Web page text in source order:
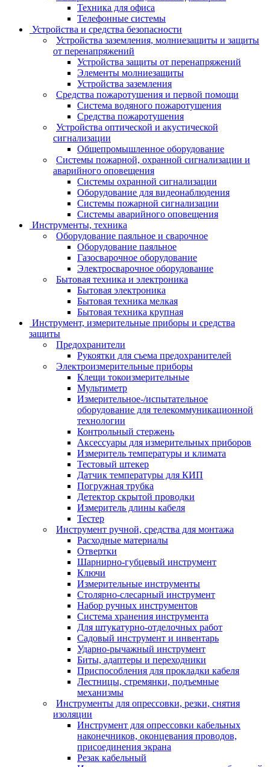
Техника для офиса
Телефонные системы
Устройства и средства безопасности
Устройства заземления, молниезащиты и защиты
от перенапряжений
Устройства защиты от перенапряжений
Элементы молниезащиты
Устройства заземления
Средства пожаротушения и первой помощи
Система водяного пожаротушения
Средства пожаротушения
Устройства оптической и акустической
сигнализации
Общепромышленное оборудование
Системы пожарной, охранной сигнализации и
аварийного оповещения
Системы охранной сигнализации
Оборудование для видеонаблюдения
Системы пожарной сигнализации
Системы аварийного оповещения
Инструменты, техника
Оборудование паяльное и сварочное
Оборудование паяльное
Газосварочное оборудование
Электросварочное оборудование
Бытовая техника и электроника
Бытовая электроника
Бытовая техника мелкая
Бытовая техника крупная
Инструмент, измерительные приборы и средства
защиты
Предохранители
Рукоятки для съема предохранителей
Электроизмерительные приборы
Клещи токоизмерительные
Мультиметр
Измерительное-/испытательное
оборудование для телекоммуникационной
технологии
Контрольный стержень
Аксессуары для измерительных приборов
Измеритель температуры и климата
Тестовый штекер
Датчик температуры для КИП
Погружная трубка
Детектор скрытой проводки
Измеритель длины кабеля
Тестер
Инструмент ручной, средства для монтажа
Расходные материалы
Отвертки
Шарнирно-губцевый инструмент
Ключи
Измерительные инструменты
Столярно-слесарный инструмент
Набор ручных инструментов
Система хранения инструмента
Для штукатурно-отделочных работ
Садовый инструмент и инвентарь
Ударно-рычажный инструмент
Биты, адаптеры и переходники
Приспособления для прокладки кабеля
Лестницы, стремянки, подъемные
механизмы
Инструменты для опрессовки, резки, снятия
изоляции
Инструмент для опрессовки кабельных
наконечников, оконцевания проводов,
присоединения экрана
Резак кабельный